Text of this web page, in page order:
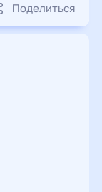
Поделиться